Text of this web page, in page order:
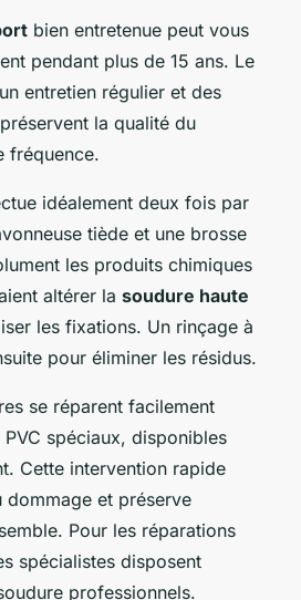
bien entretenue peut vous
pendant plus de 15 ans. Le
entretien régulier et des
la qualité du
fréquence.
idéalement deux fois par
tiède et une brosse
les produits chimiques
altérer la soudure haute
les fixations. Un rinçage à
pour éliminer les résidus.
se réparent facilement
spéciaux, disponibles
Cette intervention rapide
et préserve
Pour les réparations
spécialistes disposent
professionnels.